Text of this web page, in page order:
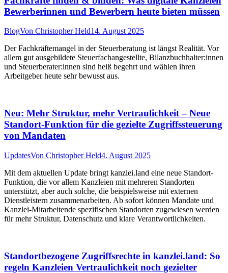
Bewerberinnen und Bewerbern heute bieten müssen
BlogVon Christopher Held14. August 2025
Der Fachkräftemangel in der Steuerberatung ist längst Realität. Vor
allem gut ausgebildete Steuerfachangestellte, Bilanzbuchhalter:innen
und Steuerberater:innen sind heiß begehrt und wählen ihren
Arbeitgeber heute sehr bewusst aus.
Neu: Mehr Struktur, mehr Vertraulichkeit – Neue
Standort-Funktion für die gezielte Zugriffssteuerung
von Mandaten
UpdatesVon Christopher Held4. August 2025
Mit dem aktuellen Update bringt kanzlei.land eine neue Standort-
Funktion, die vor allem Kanzleien mit mehreren Standorten
unterstützt, aber auch solche, die beispielsweise mit externen
Dienstleistern zusammenarbeiten. Ab sofort können Mandate und
Kanzlei-Mitarbeitende spezifischen Standorten zugewiesen werden
für mehr Struktur, Datenschutz und klare Verantwortlichkeiten.
Standortbezogene Zugriffsrechte in kanzlei.land: So
regeln Kanzleien Vertraulichkeit noch gezielter